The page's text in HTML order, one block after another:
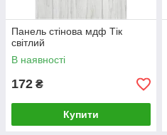
Панель стінова мдф Тік
світлий
В наявності
172 ₴
Купити